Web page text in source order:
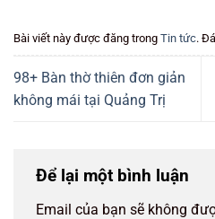
Bài viết này được đăng trong Tin tức.
98+ Bàn thờ thiên đơn giản
không mái tại Quảng Trị
Để lại một bình luận
Email của bạn sẽ không